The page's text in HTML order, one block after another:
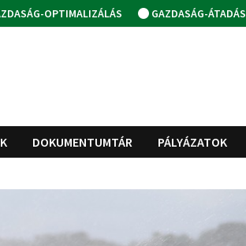
OPTIMALIZÁLÁS GAZDASÁG-ÁTADÁS
DOKUMENTUMTÁR PÁLYÁZATOK